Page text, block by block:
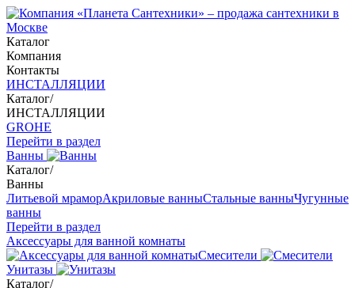
Каталог
Компания
Контакты
ИНСТАЛЛЯЦИИ
Каталог/
ИНСТАЛЛЯЦИИ
GROHE
Перейти в раздел
Ванны
Каталог/
Ванны
Литьевой мраморАкриловые ванныСтальные ванныЧугунные
ванны
Перейти в раздел
Аксессуары для ванной комнаты
Смесители
Унитазы
Каталог/